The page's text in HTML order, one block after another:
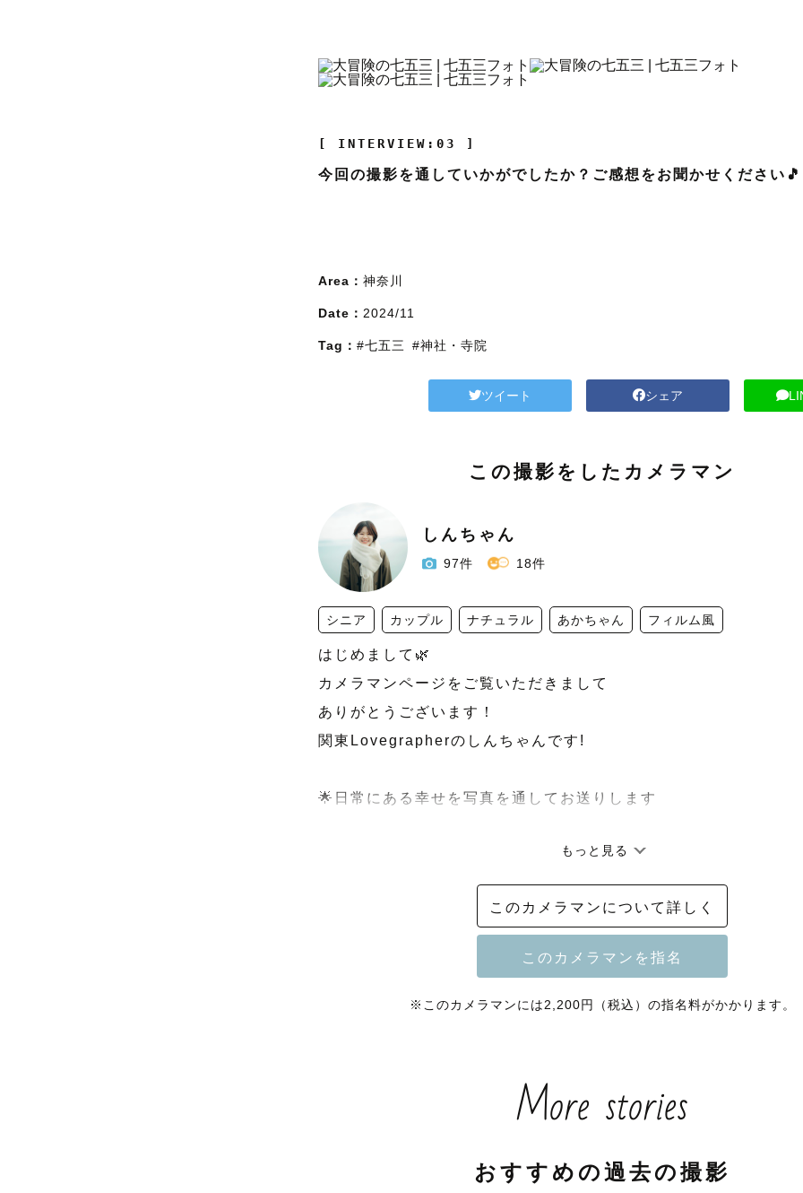
[ INTERVIEW:03 ]
今回の撮影を通していかがでしたか？ご感想をお聞かせください🎵
Area： 神奈川
Date： 2024/11
Tag： #七五三 #神社・寺院
ツイート シェア
この撮影をしたカメラマン
しんちゃん
97件 18件
シニア カップル ナチュラル あかちゃん フィルム風
はじめまして🌿
カメラマンページをご覧いただきまして
ありがとうございます！
関東Lovegrapherのしんちゃんです!
🌟日常にある幸せを写真を通してお送りします
神奈川県在住で、普段は理学療法士として訪問看護ステーションで
これからお会いする皆様の『自然で幸せいっぱいの表情』を切り取
私自身、写真を通してたくさんの幸せに触れてきました。
写真に映る表情
あとで見返した時、思わず笑顔になるような
もっと見る
このカメラマンについて詳しく
※このカメラマンには2,200円（税込）の指名料がかかります。
More stories
おすすめの過去の撮影